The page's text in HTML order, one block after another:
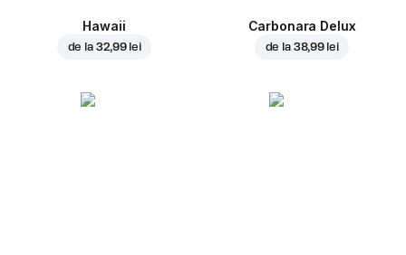
Hawaii
de la 32,99 lei
Carbonara Delux
de la 38,99 lei